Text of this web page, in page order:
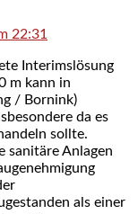
22:31
Interimslösung
m kann in
/ Bornink)
da es
sollte.
Anlagen
als einer